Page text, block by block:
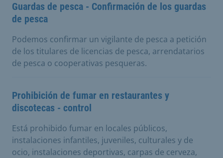
Guardas de pesca - Confirmación de los guardas
de pesca
Podemos confirmar un vigilante de pesca a petición
de los titulares de licencias de pesca, arrendatarios
de pesca o cooperativas pesqueras.
Prohibición de fumar en restaurantes y
discotecas - control
Está prohibido fumar en locales públicos,
instalaciones infantiles, juveniles, culturales y de
ocio, instalaciones deportivas, carpas de cerveza,